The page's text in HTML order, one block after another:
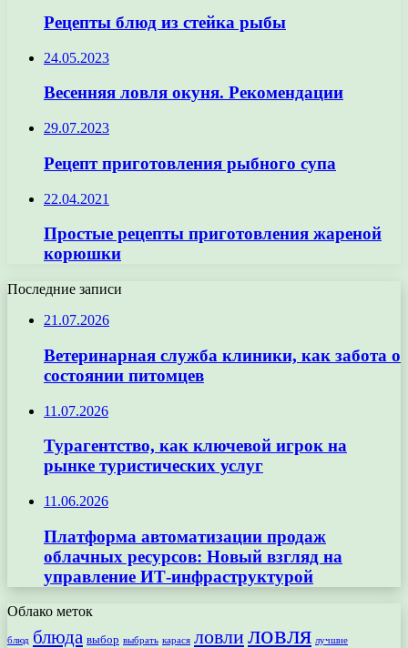
Рецепты блюд из стейка рыбы
24.05.2023
Весенняя ловля окуня. Рекомендации
29.07.2023
Рецепт приготовления рыбного супа
22.04.2021
Простые рецепты приготовления жареной
корюшки
Последние записи
21.07.2026
Ветеринарная служба клиники, как забота о
состоянии питомцев
11.07.2026
Турагентство, как ключевой игрок на
рынке туристических услуг
11.06.2026
Платформа автоматизации продаж
облачных ресурсов: Новый взгляд на
управление ИТ-инфраструктурой
Облако меток
блюд блюда выбор выбрать карася ловлиловля лучшие